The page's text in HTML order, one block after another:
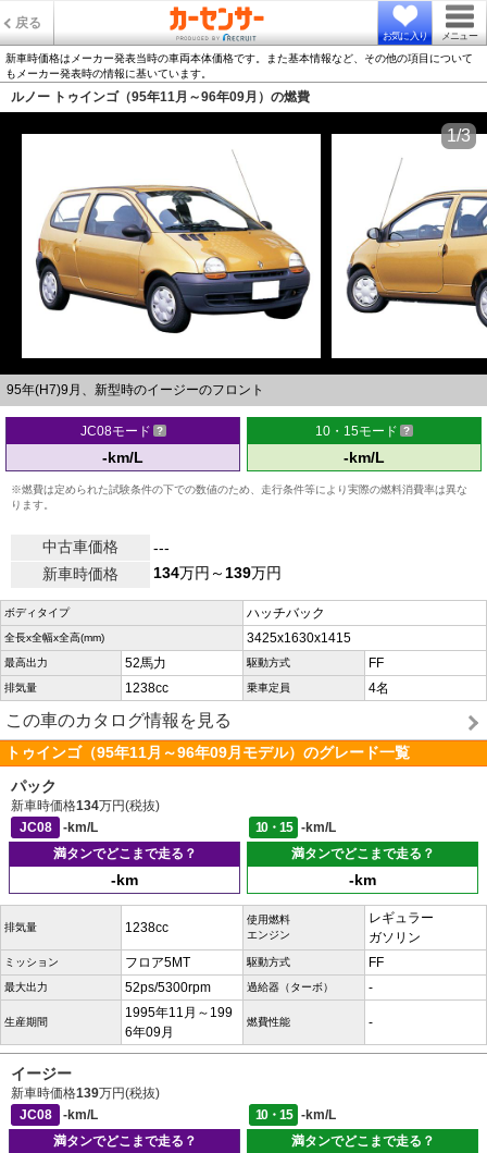
戻る
お気に入り メニュー
新車時価格はメーカー発表当時の車両本体価格です。また基本情報など、その他の項目について
もメーカー発表時の情報に基いています。
ルノー トゥインゴ（95年11月～96年09月）の燃費
95年(H7)9月、新型時のイージーのフロント
1/3
JC08モード
-km/L
10・15モード
-km/L
※燃費は定められた試験条件の下での数値のため、走行条件等により実際の燃料消費率は異な
ります。
中古車価格
---
新車時価格
134万円～139万円
ボディタイプ ハッチバック
全長x全幅x全高(mm) 3425x1630x1415
最高出力 52馬力 駆動方式 FF
排気量 1238cc 乗車定員 4名
この車のカタログ情報を見る
トゥインゴ（95年11月～96年09月モデル）のグレード一覧
パック
新車時価格134万円(税抜)
JC08
-km/L 10・15
-km/L
満タンでどこまで走る？
-km
満タンでどこまで走る？
-km
排気量 1238cc
使用燃料
エンジン
レギュラー
ガソリン
ミッション フロア5MT 駆動方式 FF
最大出力 52ps/5300rpm 過給器（ターボ） -
生産期間
1995年11月～199
6年09月
燃費性能 -
イージー
新車時価格139万円(税抜)
JC08
-km/L 10・15
-km/L
満タンでどこまで走る？
満タンでどこまで走る？